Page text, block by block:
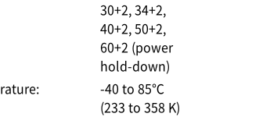
30+2, 34+2,
40+2, 50+2,
60+2 (power
hold-down)
-40 to 85℃
(233 to 358 K)